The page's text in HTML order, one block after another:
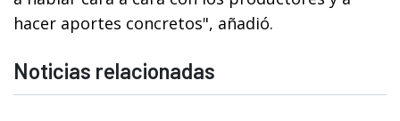
hacer aportes concretos", añadió.
Noticias relacionadas